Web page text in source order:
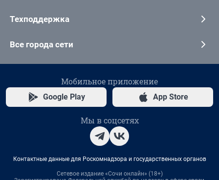
Техподдержка
Все города сети
Мобильное приложение
Google Play App Store
Мы в соцсетях
Контактные данные для Роскомнадзора и государственных органов
Сетевое издание «Сочи онлайн» (18+)